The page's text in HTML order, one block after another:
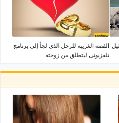
القصه الغریبه للرجل الذی لجأ إلى برنامج
تلفزیونی لیتطلق من زوجته